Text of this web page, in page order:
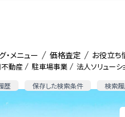
動産 駐車場事業 法人ソリューシ
歴 保存した検索条件 検索
・メニュー 価格査定 お役立ち